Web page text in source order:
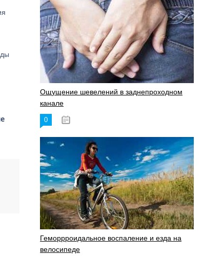
Ощущение шевелений в заднепроходном
канале
0
Геморрроидальное воспаление и езда на
велосипеде